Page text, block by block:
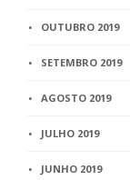
OUTUBRO 2019
SETEMBRO 2019
AGOSTO 2019
JULHO 2019
JUNHO 2019